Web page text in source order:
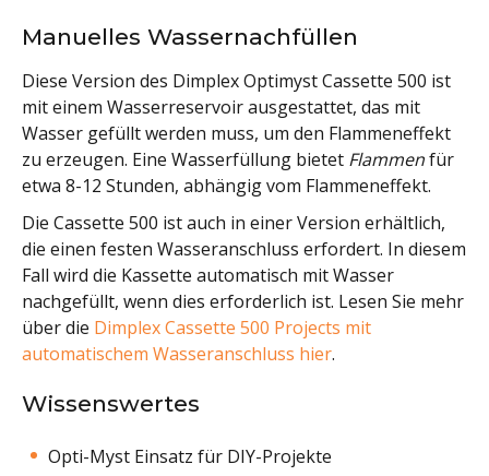
Manuelles Wassernachfüllen
Diese Version des Dimplex Optimyst Cassette 500 ist
mit einem Wasserreservoir ausgestattet, das mit
Wasser gefüllt werden muss, um den Flammeneffekt
zu erzeugen. Eine Wasserfüllung bietet Flammenfür
etwa 8-12 Stunden, abhängig vom Flammeneffekt.
Die Cassette 500 ist auch in einer Version erhältlich,
die einen festen Wasseranschluss erfordert. In diesem
Fall wird die Kassette automatisch mit Wasser
nachgefüllt, wenn dies erforderlich ist. Lesen Sie mehr
über die Dimplex Cassette 500 Projects mit
automatischem Wasseranschluss hier.
Wissenswertes
Opti-Myst Einsatz für DIY-Projekte